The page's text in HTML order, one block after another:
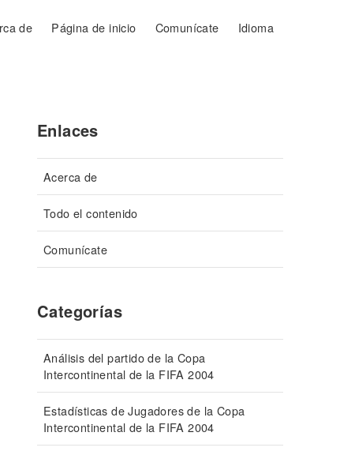
de Página de inicio Comunícate Idioma
Enlaces
Acerca de
Todo el contenido
Comunícate
Categorías
Análisis del partido de la Copa
Intercontinental de la FIFA 2004
Estadísticas de Jugadores de la Copa
Intercontinental de la FIFA 2004